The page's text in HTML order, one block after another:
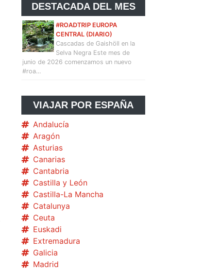
DESTACADA DEL MES
#ROADTRIP EUROPA
CENTRAL (DIARIO)
Cascadas de Gaishöll en la
Selva Negra Este mes de
junio de 2026 comenzamos un nuevo
#roa…
VIAJAR POR ESPAÑA
Andalucía
Aragón
Asturias
Canarias
Cantabria
Castilla y León
Castilla-La Mancha
Catalunya
Ceuta
Euskadi
Extremadura
Galicia
Madrid